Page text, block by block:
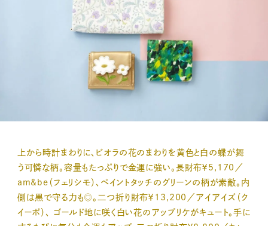
上から時計まわりに、ビオラの花のまわりを黄色と白の蝶が舞
う可憐な柄。容量もたっぷりで金運に強い。長財布￥5,170／
am&be（フェリシモ）、ペイントタッチのグリーンの柄が素敵。内
側は黒で守る力も◎。二つ折り財布￥13,200／アイアイズ（ク
イーポ）、 ゴールド地に咲く白い花のアップリケがキュート。手に